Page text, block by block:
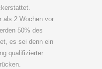
als 2 Wochen vor
50% des
es sei denn ein
qualifizierter